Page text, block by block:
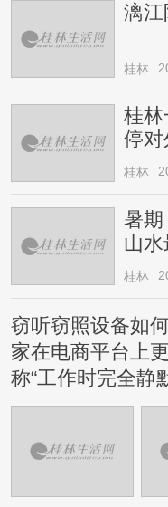
漓
桂林
桂
停对
桂林
暑
山
桂林
窃听窃照设备如
家在电商平台上
称“工作时完全静